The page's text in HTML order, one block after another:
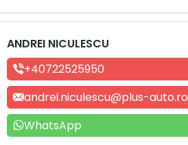
ANDREI NICULESCU
+40722525950
andrei.niculescu@plus-auto.ro
WhatsApp